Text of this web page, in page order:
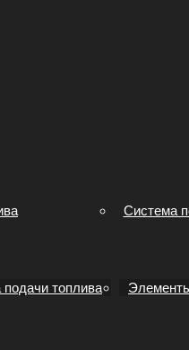
Система
топлива